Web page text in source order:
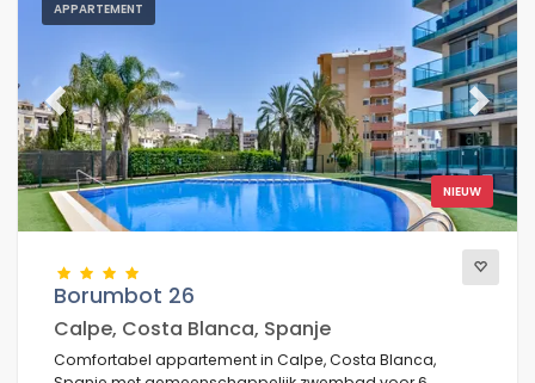
APPARTEMENT
NIEUW
Previous Next
Borumbot 26
Calpe, Costa Blanca, Spanje
Comfortabel appartement in Calpe, Costa Blanca,